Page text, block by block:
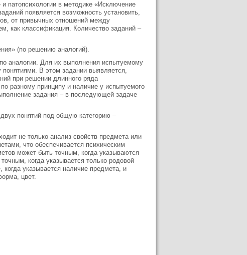
патопсихологии в методике «Исключение
появляется возможность установить,
от привычных отношений между
как классификация. Количество заданий –
(по решению аналогий).
аналогии. Для их выполнения испытуемому
В этом задании выявляется,
при решении длинного ряда
разному принципу и наличие у испытуемого
задания – в последующей задаче
понятий под общую категорию –
не только анализ свойств предмета или
что обеспечивается психическим
может быть точным, когда указываются
когда указывается только родовой
указывается наличие предмета, и
цвет.